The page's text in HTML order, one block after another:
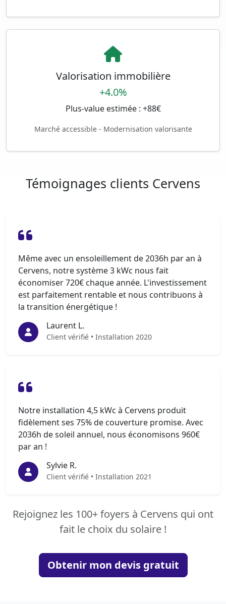
Valorisation immobilière
+4.0%
Plus-value estimée : +88€
Marché accessible - Modernisation valorisante
Témoignages clients Cervens
Même avec un ensoleillement de 2036h par an à
Cervens, notre système 3 kWc nous fait
économiser 720€ chaque année. L'investissement
est parfaitement rentable et nous contribuons à
la transition énergétique !
Laurent L.
Client vérifié • Installation 2020
Notre installation 4,5 kWc à Cervens produit
fidèlement ses 75% de couverture promise. Avec
2036h de soleil annuel, nous économisons 960€
par an !
Sylvie R.
Client vérifié • Installation 2021
Rejoignez les 100+ foyers à Cervens qui ont
fait le choix du solaire !
Obtenir mon devis gratuit